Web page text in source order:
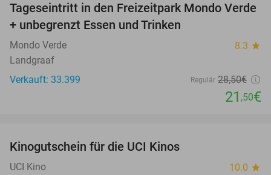
25%
Tageseintritt in den Freizeitpark Mondo Verde
+ unbegrenzt Essen und Trinken
Mondo Verde 8.3 star
Landgraaf
Verkauft: 33.399
Regulär 28,50€
21 ,50€
Kinogutschein für die UCI Kinos
UCI Kino 10.0 star